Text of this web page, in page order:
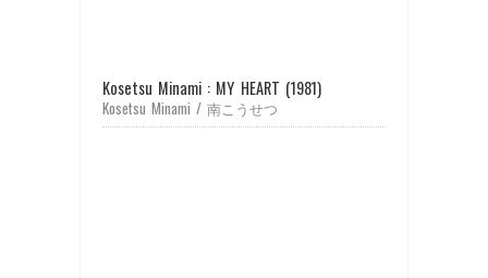
Kosetsu Minami : MY HEART (1981)
Kosetsu Minami / 南こうせつ